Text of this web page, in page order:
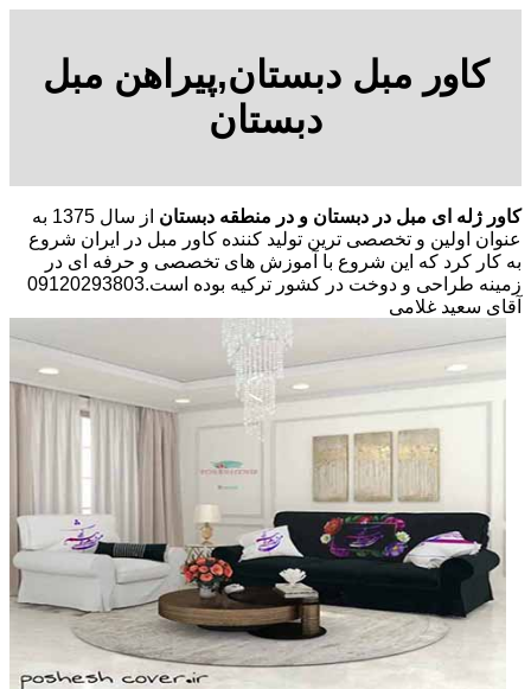
کاور مبل دبستان,پیراهن مبل
دبستان
کاور ژله ای مبل در دبستان و در منطقه دبستان
از سال 1375 به
عنوان اولین و تخصصی ترین تولید کننده کاور مبل در ایران شروع
به کار کرد که این شروع با آموزش های تخصصی و حرفه ای در
زمینه طراحی و دوخت در کشور ترکیه بوده است.09120293803
آقای سعید غلامی